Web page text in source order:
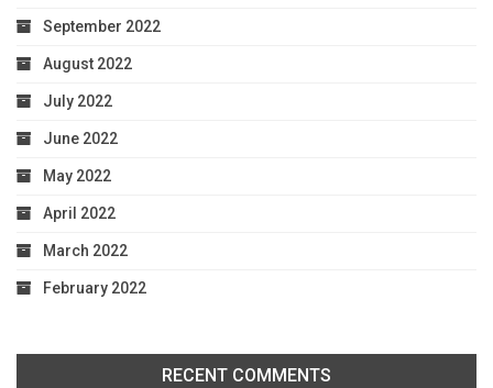
September 2022
August 2022
July 2022
June 2022
May 2022
April 2022
March 2022
February 2022
RECENT COMMENTS